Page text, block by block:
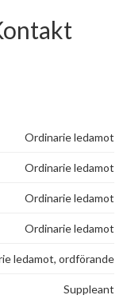
Ordinarie ledamot
Ordinarie ledamot
Ordinarie ledamot
Ordinarie ledamot
ledamot, ordförande
Suppleant